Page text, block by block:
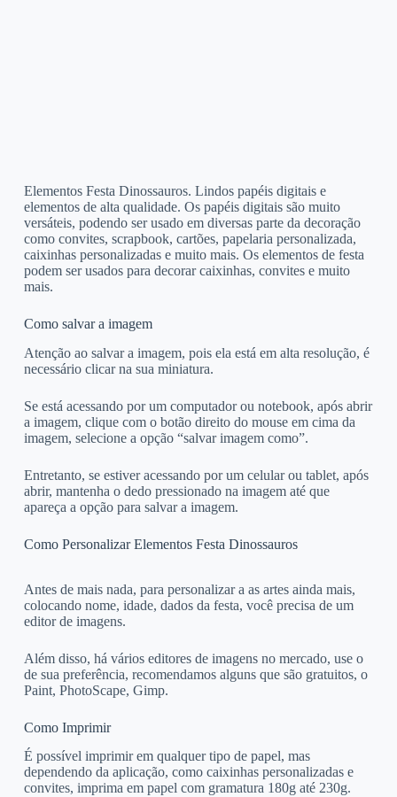
Elementos Festa Dinossauros. Lindos papéis digitais e
elementos de alta qualidade. Os papéis digitais são muito
versáteis, podendo ser usado em diversas parte da decoração
como convites, scrapbook, cartões, papelaria personalizada,
caixinhas personalizadas e muito mais. Os elementos de festa
podem ser usados para decorar caixinhas, convites e muito
mais.
Como salvar a imagem
Atenção ao salvar a imagem, pois ela está em alta resolução, é
necessário clicar na sua miniatura.
Se está acessando por um computador ou notebook, após abrir
a imagem, clique com o botão direito do mouse em cima da
imagem, selecione a opção “salvar imagem como”.
Entretanto, se estiver acessando por um celular ou tablet, após
abrir, mantenha o dedo pressionado na imagem até que
apareça a opção para salvar a imagem.
Como Personalizar Elementos Festa Dinossauros
Antes de mais nada, para personalizar a as artes ainda mais,
colocando nome, idade, dados da festa, você precisa de um
editor de imagens.
Além disso, há vários editores de imagens no mercado, use o
de sua preferência, recomendamos alguns que são gratuitos, o
Paint, PhotoScape, Gimp.
Como Imprimir
É possível imprimir em qualquer tipo de papel, mas
dependendo da aplicação, como caixinhas personalizadas e
convites, imprima em papel com gramatura 180g até 230g.